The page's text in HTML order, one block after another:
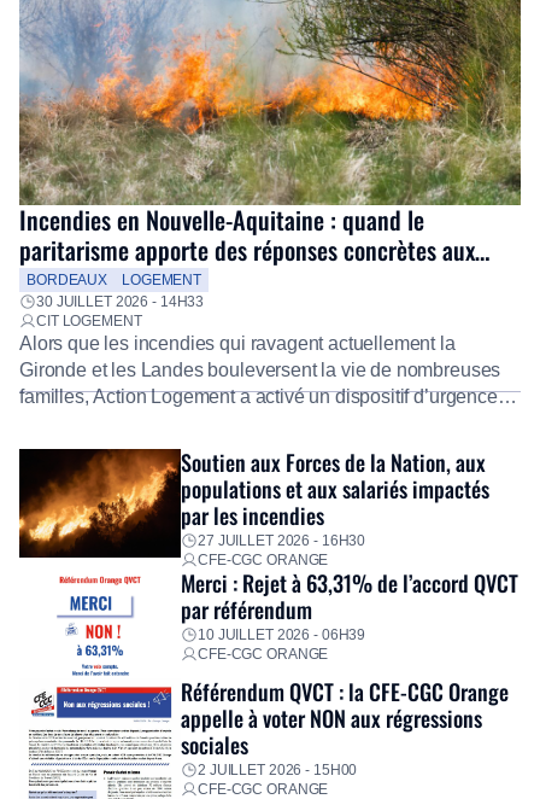
Incendies en Nouvelle-Aquitaine : quand le
paritarisme apporte des réponses concrètes aux
salariés
BORDEAUX
LOGEMENT
30 JUILLET 2026 - 14H33
CIT LOGEMENT
Alors que les incendies qui ravagent actuellement la
Gironde et les Landes bouleversent la vie de nombreuses
familles, Action Logement a activé un dispositif d’urgence
Fidèle à sa mission d’utilité sociale, le Groupe mobilise
immédiatement ses équipes afin de proposer un diagnostic
personnalisé, des aides financières pour faire face aux
premières dépenses, […]
Soutien aux Forces de la Nation, aux
populations et aux salariés impactés
par les incendies
27 JUILLET 2026 - 16H30
CFE-CGC ORANGE
Merci : Rejet à 63,31% de l’accord QVCT
par référendum
10 JUILLET 2026 - 06H39
CFE-CGC ORANGE
Référendum QVCT : la CFE-CGC Orange
appelle à voter NON aux régressions
sociales
2 JUILLET 2026 - 15H00
CFE-CGC ORANGE